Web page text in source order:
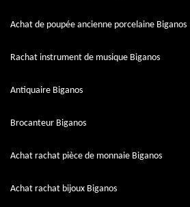
Achat de poupée ancienne porcelaine Biganos
Rachat instrument de musique Biganos
Antiquaire Biganos
Brocanteur Biganos
Achat rachat pièce de monnaie Biganos
Achat rachat bijoux Biganos